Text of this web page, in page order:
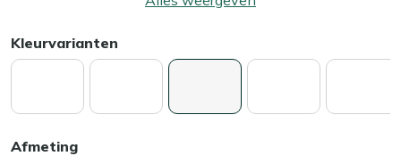
Kleurvarianten
Afmeting